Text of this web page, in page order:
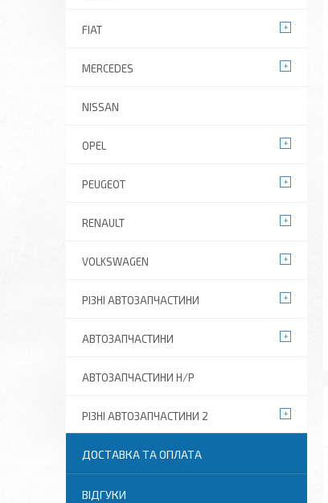
FIAT
MERCEDES
NISSAN
OPEL
PEUGEOT
RENAULT
VOLKSWAGEN
РІЗНІ АВТОЗАПЧАСТИНИ
АВТОЗАПЧАСТИНИ
АВТОЗАПЧАСТИНИ Н/Р
РІЗНІ АВТОЗАПЧАСТИНИ 2
ДОСТАВКА ТА ОПЛАТА
ВІДГУКИ